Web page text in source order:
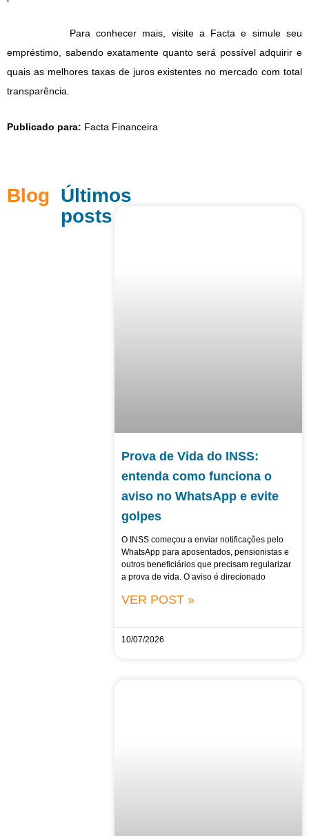
Para conhecer mais, visite a Facta e simule seu
empréstimo, sabendo exatamente quanto será possível adquirir e
quais as melhores taxas de juros existentes no mercado com total
transparência.
Publicado para: Facta Financeira
Blog Últimos
posts
Prova de Vida do INSS:
entenda como funciona o
aviso no WhatsApp e evite
golpes
O INSS começou a enviar notificações pelo
WhatsApp para aposentados, pensionistas e
outros beneficiários que precisam regularizar
a prova de vida. O aviso é direcionado
VER POST »
10/07/2026